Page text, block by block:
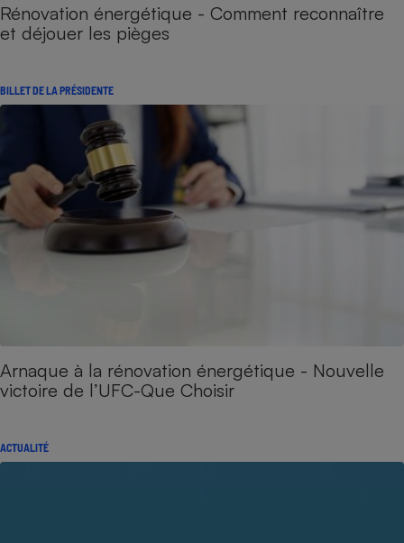
Rénovation énergétique - Comment reconnaître
et déjouer les pièges
BILLET DE LA PRÉSIDENTE
Arnaque à la rénovation énergétique - Nouvelle
victoire de l’UFC-Que Choisir
ACTUALITÉ